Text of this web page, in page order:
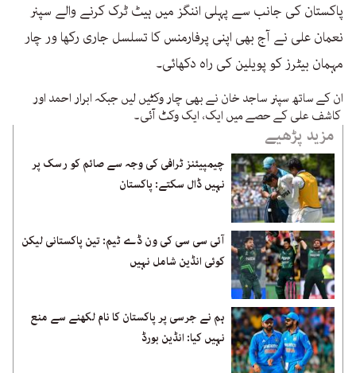
پاکستان کی جانب سے پہلی اننگز میں ہیٹ ٹرک کرنے والے سپنر
نعمان علی نے آج بھی اپنی پرفارمنس کا تسلسل جاری رکھا ور چار
مہمان بیٹرز کو پویلین کی راہ دکھائی۔
ان کے ساتھ سپنر ساجد خان نے بھی چار وکٹیں لیں جبکہ ابرار احمد اور
کاشف علی کے حصے میں ایک، ایک وکٹ آئی۔
مزید پڑھیے
چیمپیئنز ٹرافی کی وجہ سے صائم کو رسک پر
نہیں ڈال سکتے: پاکستان
آئی سی سی کی ون ڈے ٹیم: تین پاکستانی لیکن
کوئی انڈین شامل نہیں
ہم نے جرسی پر پاکستان کا نام لکھنے سے منع
نہیں کیا: انڈین بورڈ